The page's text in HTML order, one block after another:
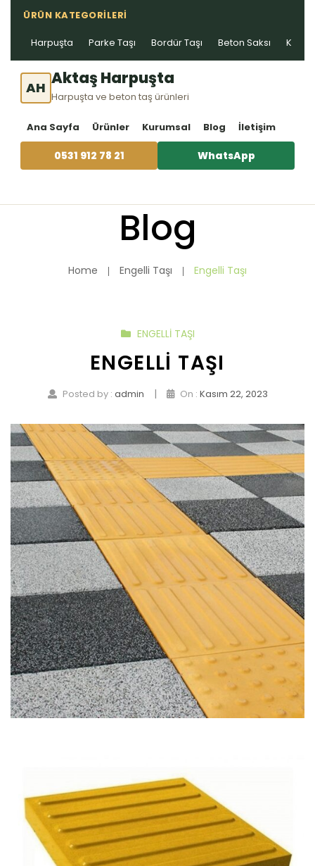
ÜRÜN KATEGORILERI
Harpuşta Parke Taşı Bordür Taşı Beton Saksı Kablo
AH Aktaş Harpuşta
Harpuşta ve beton taş ürünleri
Ana Sayfa Ürünler Kurumsal Blog İletişim
0531 912 78 21 WhatsApp
Blog
Home Engelli Taşı Engelli Taşı
ENGELLI TAŞI
ENGELLI TAŞI
Posted by : admin | On : Kasım 22, 2023